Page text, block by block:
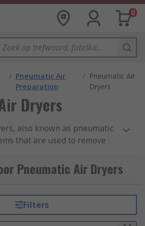
0
/ Pneumatic Air
Preparation
/ Pneumatic Air
Dryers
Dryers
also known as pneumatic
that are used to remove
systems in
environments.
the level of water and
also. It is essential to
air system to ensure
Pneumatic Air Dryers
Filters